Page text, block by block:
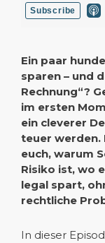
Ein paar
sparen – und
Rechnung“?
im ersten
ein cleverer
teuer werden.
euch, warum
Risiko ist, wo
legal spart,
rechtliche
In dieser